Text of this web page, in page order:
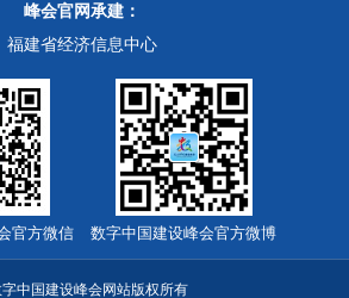
峰会官网承建：
福建省经济信息中心
官方微信 数字中国建设峰会官方微博
中国建设峰会网站版权所有